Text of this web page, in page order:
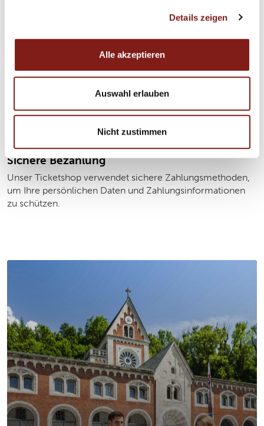
Datenschutzerklärung
Details zeigen
Alle akzeptieren
Auswahl erlauben
Nicht zustimmen
Sie entscheiden ganz einfach, wann Sie uns besuchen
möchten. Online-Tickets können bequem im Voraus
Sichere Bezahlung
Unser Ticketshop verwendet sichere Zahlungsmethoden,
um Ihre persönlichen Daten und Zahlungsinformationen
zu schützen.